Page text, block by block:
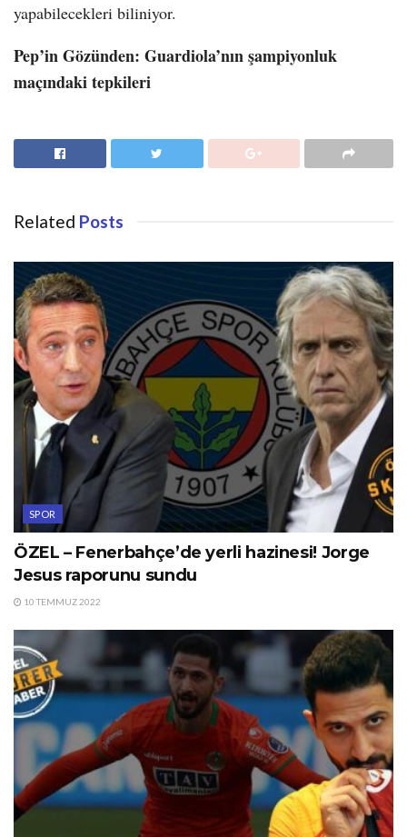
yapabilecekleri biliniyor.
Pep’in Gözünden: Guardiola’nın şampiyonluk
maçındaki tepkileri
Related Posts
SPOR
ÖZEL – Fenerbahçe’de yerli hazinesi! Jorge
Jesus raporunu sundu
10 TEMMUZ 2022